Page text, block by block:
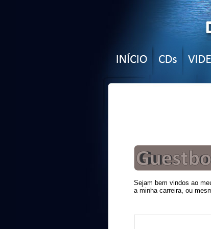
Sejam bem vindos ao
a minha carreira, ou